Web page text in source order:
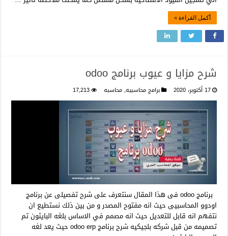
أكمل القراءة »
شرح مزايا و عيوب برنامج odoo
17 أكتوبر، 2020 برامج محاسبيه, محاسبه 17,213
برنامج odoo فى هذا المقال سنتعرف على شرح تفصيلى عن برنامج
اودوو المحاسبيى حيث انه مفتوح المصدر و من بين ذلك نستطيع ان
نتفهم انه قابل للتعديل حيث انه مصمم في الاساس بلغه البايثون تم
تصميمه من قبل شركه بلجيكيه شرح برنامج odoo erp حيث يعد لغه